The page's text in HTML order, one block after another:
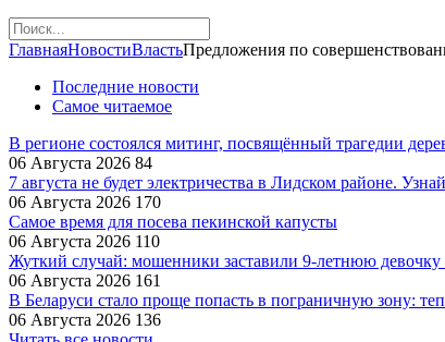
ГлавнаяНовостиВластьПредложения по
Последние новости
Самое читаемое
В регионе состоялся митинг, посвящённый трагедии
06 Августа 2026 84
7 августа не будет электричества в Лидском районе.
06 Августа 2026 170
Самое время для посева пекинской капусты
06 Августа 2026 110
Жуткий случай: мошенники заставили 9‑летнюю девочку
06 Августа 2026 161
В Беларуси стало проще попасть в пограничную зону:
06 Августа 2026 136